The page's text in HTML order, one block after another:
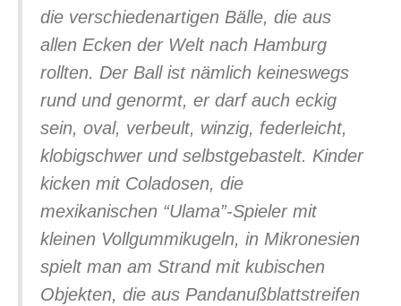
die verschiedenartigen Bälle, die aus
allen Ecken der Welt nach Hamburg
rollten. Der Ball ist nämlich keineswegs
rund und genormt, er darf auch eckig
sein, oval, verbeult, winzig, federleicht,
klobigschwer und selbstgebastelt. Kinder
kicken mit Coladosen, die
mexikanischen “Ulama”-Spieler mit
kleinen Vollgummikugeln, in Mikronesien
spielt man am Strand mit kubischen
Objekten, die aus Pandanußblattstreifen